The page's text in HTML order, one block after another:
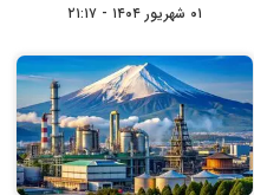
۰۱ شهریور ۱۴۰۴ - ۲۱:۱۷